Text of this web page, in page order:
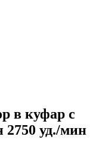
в куфар с
2750 уд./мин